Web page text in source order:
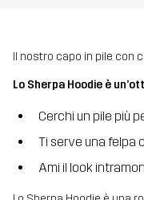
Il nostro capo in pile con
Lo Sherpa Hoodie è
Cerchi un pile più
Ti serve una felpa
Ami il look